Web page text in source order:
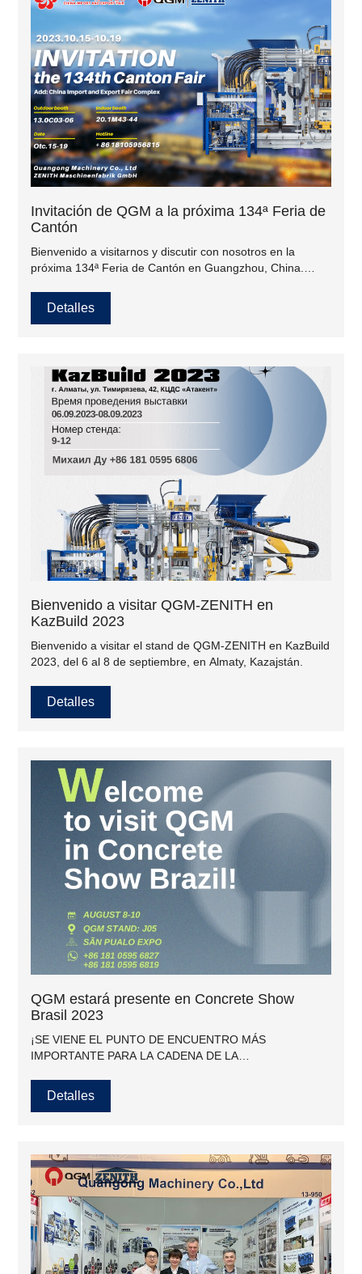
Invitación de QGM a la próxima 134ª Feria de
Cantón
Bienvenido a visitarnos y discutir con nosotros en la
próxima 134ª Feria de Cantón en Guangzhou, China.
Detalles
Bienvenido a visitar QGM-ZENITH en
KazBuild 2023
Bienvenido a visitar el stand de QGM-ZENITH en KazBuild
2023, del 6 al 8 de septiembre, en Almaty, Kazajstán.
Detalles
QGM estará presente en Concrete Show
Brasil 2023
¡SE VIENE EL PUNTO DE ENCUENTRO MÁS
IMPORTANTE PARA LA CADENA DE LA
Detalles